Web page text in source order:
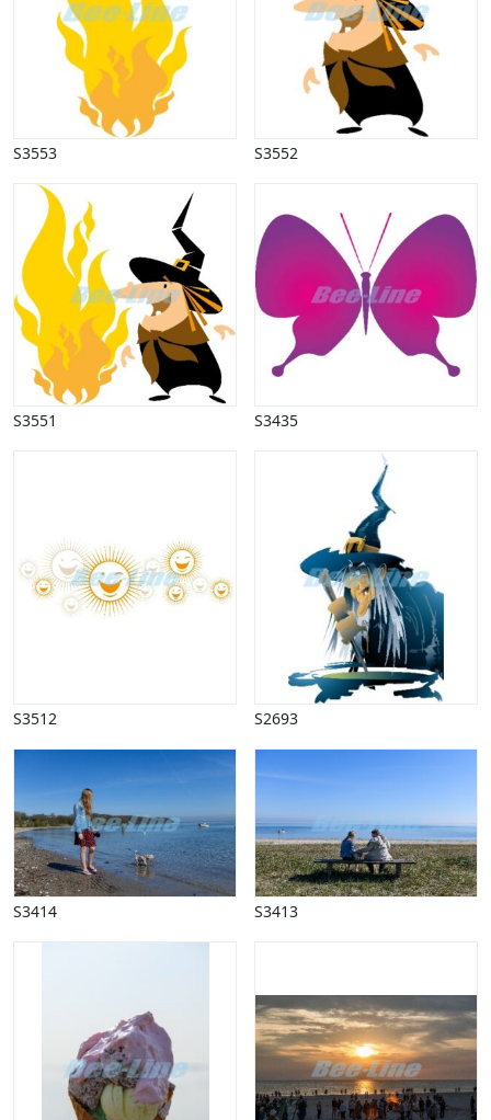
S3553 S3552
S3551 S3435
S3512 S2693
S3414 S3413